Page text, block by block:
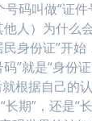
码叫做“证
人）为什
身份证”开
”就是“身份
根据自己的
期”，还是